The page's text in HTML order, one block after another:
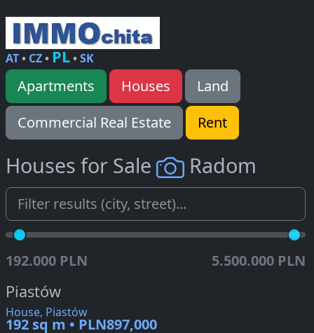
AT• CZ• PL•SK
Apartments Houses
Land
Commercial Real Estate
Rent
Houses for Sale Radom
192.000 PLN 5.500.000 PLN
Piastów
House, Piastów
192 sq m • PLN897,000